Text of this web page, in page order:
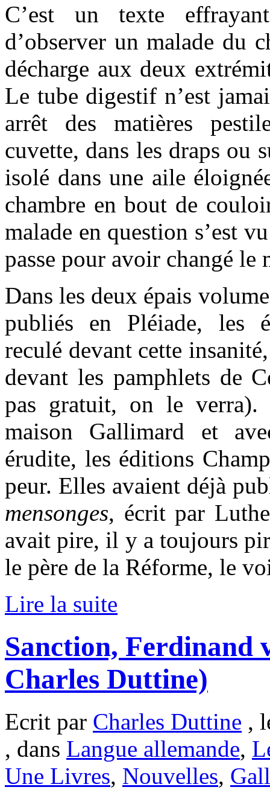
C’est un texte
d’observer un malade du
décharge aux deux
Le tube digestif n’est
arrêt des matières
cuvette, dans les draps ou
isolé dans une aile
chambre en bout de
malade en question s’est
passe pour avoir changé le
Dans les deux épais
publiés en Pléiade, les
reculé devant cette
devant les pamphlets de
pas gratuit, on le verra).
maison Gallimard et
érudite, les éditions
peur. Elles avaient déjà
mensonges, écrit par
avait pire, il y a toujours
le père de la Réforme, le
Lire la suite
Sanction, Ferdinand
Charles Duttine)
Ecrit par Charles Duttine ,
, dans Langue allemande,
Une Livres, Nouvelles,